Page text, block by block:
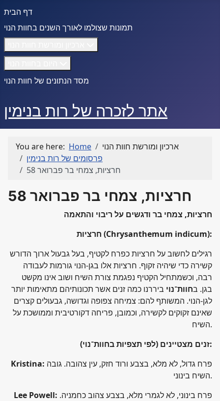
דף הבית
תמונות שצולמו לאורך השנים בחוות הנוי
מסד הנתונים של חוות הנוי
אתר לזכרה של רות בנימין
You are here: Home
ארכיון ומורשת חוות הנוי
פרסומים של רות בנימין
חרציות, צמחי בר פברואר 58
חרציות, צמחי בר פברואר 58
חרציות, צמחי בר ודגשים על ריבוי והתאמה
חרציות (Chrysanthemum indicum):
רגילים לחשוב על חרציות כפרח לקטיף, בעל גבעול ארוך הדורש
קשירה כדי שיהיה זקוף. חרציות אלו בגן-הנוי גורמות לעבודה
רבה, וכשמתחיל הקטיף נפגמת צורת השיח ושוב אינו מקשט
בגן. בחוות־נוי ביררנו כמה זנים אשר תכונותיהם מתאימות יותר
לגן-הנוי. המשותף להם: צמיחה צפופה וגדושה, גבעולים קצרים
שאינם זקוקים לקשירה, וכמובן, פריחה דקורטיבית וממושכת על
השיח.
זנים מצטיינים (לפי תצפיות בחוות־נוי):
Kristina:
השיח בינוני.
Lee Powell: